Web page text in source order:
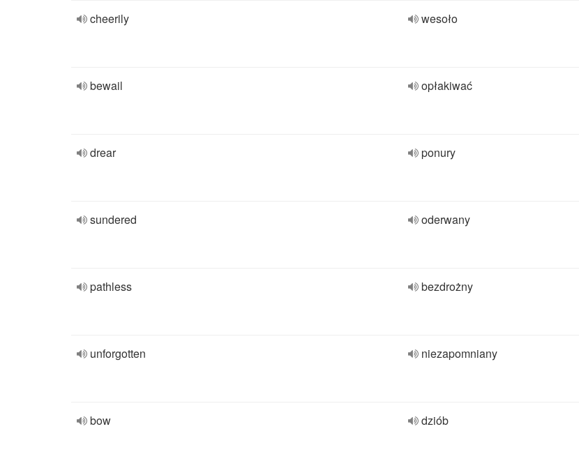
cheerily wesoło
bewail opłakiwać
drear ponury
sundered oderwany
pathless bezdrożny
unforgotten niezapomniany
bow dziób